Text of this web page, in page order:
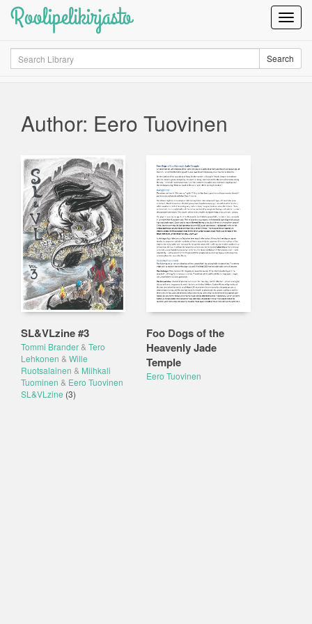
Roolipelikirjasto
Search Search
Author: Eero Tuovinen
SL&VLzine #3
Tommi Brander& Tero
Lehkonen & Wille
Ruotsalainen & Miihkali
Tuominen & Eero Tuovinen
SL&VLzine (3)
Foo Dogs of the
Heavenly Jade
Temple
Eero Tuovinen